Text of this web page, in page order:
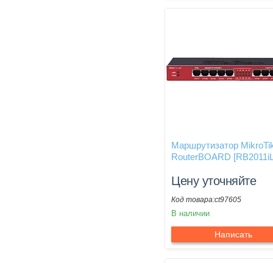
Маршрутизатор
RouterBOARD
Цену уточняйте
ct97605
В наличии
Написать